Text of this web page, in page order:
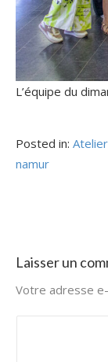
L’équipe du
Posted in:
namur
Laisser un
Votre adresse